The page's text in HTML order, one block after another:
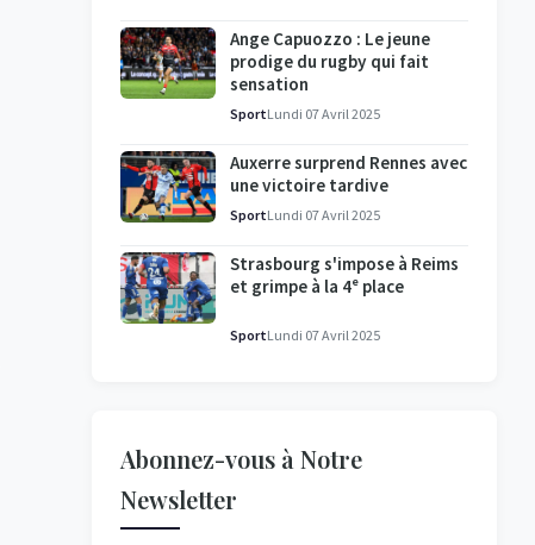
Ange Capuozzo : Le jeune
prodige du rugby qui fait
sensation
SportLundi 07 Avril 2025
Auxerre surprend Rennes avec
une victoire tardive
SportLundi 07 Avril 2025
Strasbourg s'impose à Reims
et grimpe à la 4ᵉ place
SportLundi 07 Avril 2025
Abonnez-vous à Notre
Newsletter